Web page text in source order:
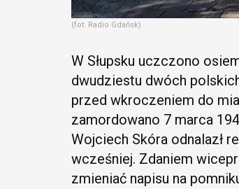
(fot. Radio Gdańsk)
W Słupsku uczczono
dwudziestu dwóch
przed wkroczeniem do
zamordowano 7 marca
Wojciech Skóra odnalazł
wcześniej. Zdaniem
zmieniać napisu na